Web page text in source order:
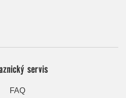
servis
FAQ